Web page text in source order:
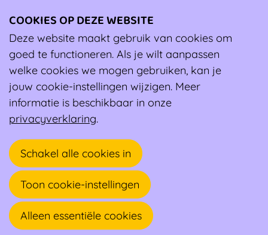
Ambassadeur
Peter Claeys
Huisarts, Sportarts
Naamsesteenweg 304
3001 HEVERLEE
Naar overzicht
COOKIES OP DEZE WEBSITE
Deze website maakt gebruik van cookies om
goed te functioneren. Als je wilt aanpassen
welke cookies we mogen gebruiken, kan je
jouw cookie-instellingen wijzigen. Meer
informatie is beschikbaar in onze
privacyverklaring.
Schakel alle cookies in
Toon cookie-instellingen
Alleen essentiële cookies